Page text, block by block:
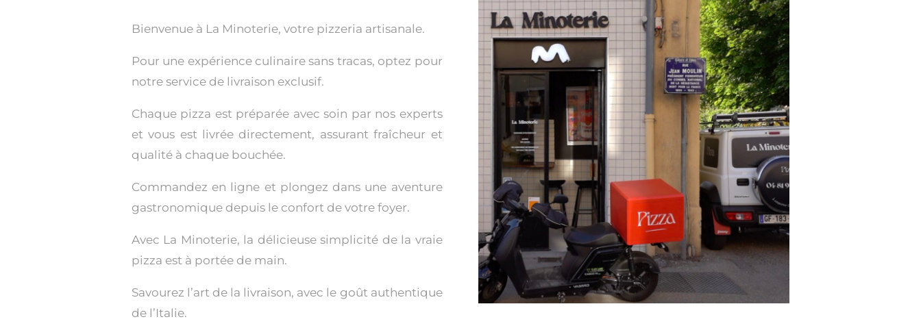
Bienvenue à La Minoterie, votre pizzeria artisanale.
Pour une expérience culinaire sans tracas, optez pour
notre service de livraison exclusif.
Chaque pizza est préparée avec soin par nos experts
et vous est livrée directement, assurant fraîcheur et
qualité à chaque bouchée.
Commandez en ligne et plongez dans une aventure
gastronomique depuis le confort de votre foyer.
Avec La Minoterie, la délicieuse simplicité de la vraie
pizza est à portée de main.
Savourez l’art de la livraison, avec le goût authentique
de l’Italie.